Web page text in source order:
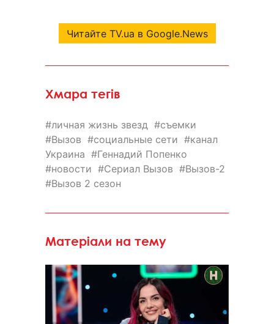
Читайте TV.ua в Google.News
Хмара тегів
личная жизнь звезд
съемки
Вызов
социальные сети
канал
Украина
Геннадий Попенко
новости
Сериал Вызов
Вызов-2
Вызов 2 сезон
Матеріали на тему